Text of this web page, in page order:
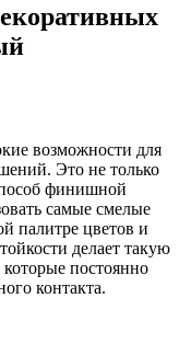
возможности для
Это не только
финишной
самые смелые
палитре цветов и
делает такую
постоянно
контакта.